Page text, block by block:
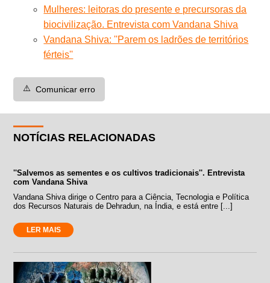
Mulheres: leitoras do presente e precursoras da
biocivilização. Entrevista com Vandana Shiva
Vandana Shiva: ''Parem os ladrões de territórios
férteis''
⚠️ Comunicar erro
NOTÍCIAS RELACIONADAS
''Salvemos as sementes e os cultivos tradicionais''. Entrevista
com Vandana Shiva
Vandana Shiva dirige o Centro para a Ciência, Tecnologia e Política
dos Recursos Naturais de Dehradun, na Índia, e está entre [...]
LER MAIS